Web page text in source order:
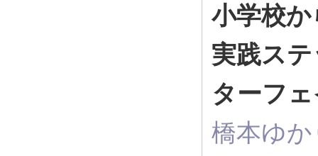
小学校
実践ス
ターフ
橋本ゆ